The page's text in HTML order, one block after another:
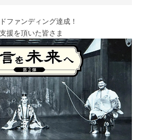
ファンディング達成！
援を頂いた皆さま